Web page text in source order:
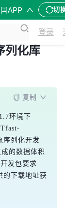
APP 切
登录
列化库
复制
环境下
序列化开发
的数据体积
发包要求
的下载地址获